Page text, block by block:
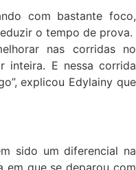
com bastante foco,
o tempo de prova.
nas corridas no
inteira. E nessa corrida
explicou Edylainy que
sido um diferencial na